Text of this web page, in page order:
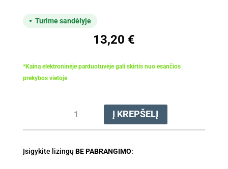
Turime sandėlyje
13,20 €
*Kaina elektroninėje parduotuvėje gali skirtis nuo esančios
prekybos vietoje
kiekis:
Purkštukas
žalvarinis
Į KREPŠELĮ
Įsigykite lizingų BE PABRANGIMO: